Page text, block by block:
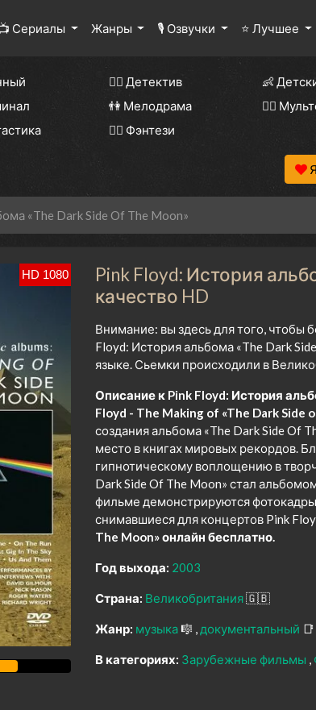
Сериалы Жанры 🎙 Озвучки ⭐ Лучшее
🕵️‍♂️ Детектив 👶
👫 Мелодрама 🧚‍♀️
🧝‍♂️ Фэнтези
«The Dark Side Of The Moon»
HD 1080
Pink Floyd: История
качество HD
Внимание: вы здесь для того, чтобы
Floyd: История альбома «The Dark
языке. Сьемки происходили в
Описание к Pink Floyd: История
Floyd - The Making of «The Dark Side
создания альбома «The Dark Side Of
место в книгах мировых рекордов.
гипнотическому воплощению в
Dark Side Of The Moon» стал
фильме демонстрируются
снимавшиеся для концертов Pink
The Moon» онлайн бесплатно.
Год выхода: 2003
Страна: Великобритания🇬🇧
Жанр: музыка 🎼 документальный 📑
В категориях: Зарубежные фильмы